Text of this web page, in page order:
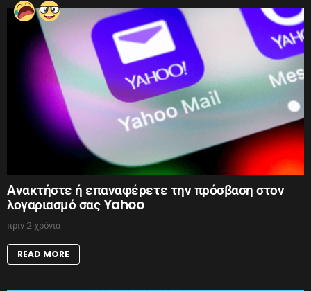
Ανακτήστε ή επαναφέρετε την πρόσβαση στον
λογαριασμό σας Yahoo
πριν 2 χρόνια
READ MORE